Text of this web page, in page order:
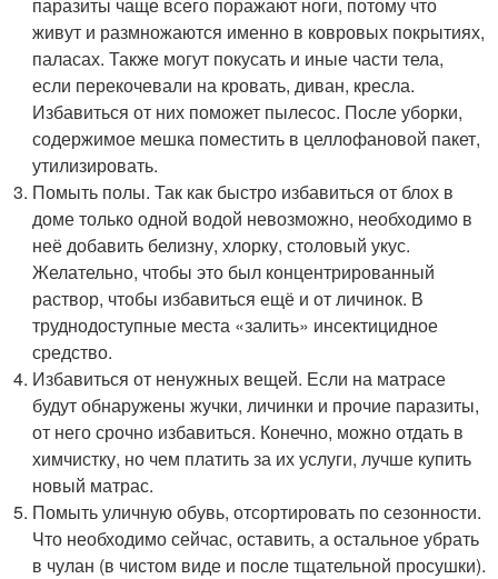
живут и размножаются именно в ковровых покрытиях,
паласах. Также могут покусать и иные части тела,
если перекочевали на кровать, диван, кресла.
Избавиться от них поможет пылесос. После уборки,
содержимое мешка поместить в целлофановой пакет,
утилизировать.
Помыть полы. Так как быстро избавиться от блох в
доме только одной водой невозможно, необходимо в
неё добавить белизну, хлорку, столовый укус.
Желательно, чтобы это был концентрированный
раствор, чтобы избавиться ещё и от личинок. В
труднодоступные места «залить» инсектицидное
средство.
Избавиться от ненужных вещей. Если на матрасе
будут обнаружены жучки, личинки и прочие паразиты,
от него срочно избавиться. Конечно, можно отдать в
химчистку, но чем платить за их услуги, лучше купить
новый матрас.
Помыть уличную обувь, отсортировать по сезонности.
Что необходимо сейчас, оставить, а остальное убрать
в чулан (в чистом виде и после тщательной просушки).